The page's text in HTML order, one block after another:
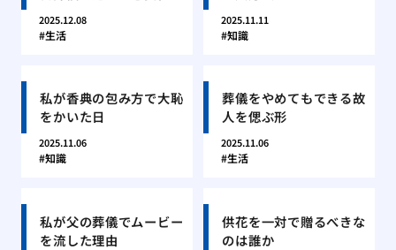
2025.12.08
生活
2025.11.11
知識
私が香典の包み方で大恥
をかいた日
2025.11.06
知識
葬儀をやめてもできる故
人を偲ぶ形
2025.11.06
生活
私が父の葬儀でムービー
を流した理由
供花を一対で贈るべきな
のは誰か